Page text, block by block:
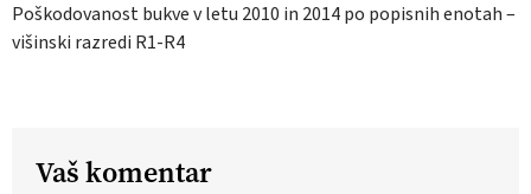
Poškodovanost bukve v letu 2010 in 2014 po popisnih enotah –
višinski razredi R1-R4
Vaš komentar